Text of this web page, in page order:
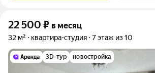
22 500 ₽ в месяц
32 м² квартира-студия 7 этаж из 10
3D-тур новостройка